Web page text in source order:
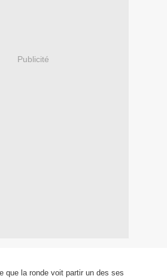
Publicité
que la ronde voit partir un des ses